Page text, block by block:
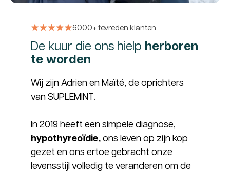
6000+ tevreden klanten
De kuur die ons hielp herboren
te worden
Wij zijn Adrien en Maïté, de oprichters
van SUPLEMINT.
In 2019 heeft een simpele diagnose,
hypothyreoïdie, ons leven op zijn kop
gezet en ons ertoe gebracht onze
levensstijl volledig te veranderen om de